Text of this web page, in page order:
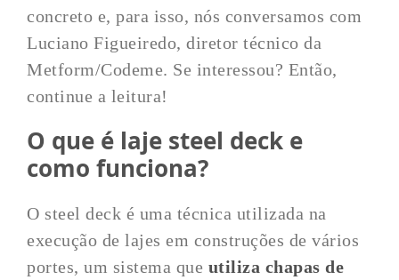
concreto e, para isso, nós conversamos com
Luciano Figueiredo, diretor técnico da
Metform/Codeme. Se interessou? Então,
continue a leitura!
O que é laje steel deck e
como funciona?
O steel deck é uma técnica utilizada na
execução de lajes em construções de vários
portes, um sistema que utiliza chapas de